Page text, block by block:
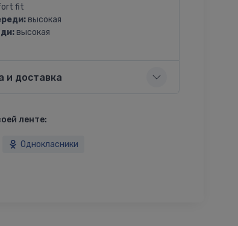
fit
высокая
высокая
и доставка
ленте:
Однокласники